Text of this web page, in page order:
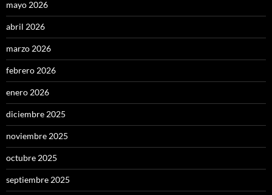
mayo 2026
abril 2026
marzo 2026
febrero 2026
enero 2026
diciembre 2025
noviembre 2025
octubre 2025
septiembre 2025